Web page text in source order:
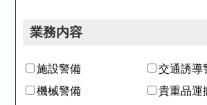
※応募後は転職活動のお手伝
弊社アドバイザーよりお電話
業務内容
施設警備
交通誘導
機械警備
貴重品運